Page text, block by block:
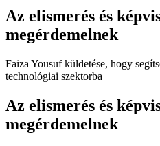
Az elismerés és
megérdemelnek
Faiza Yousuf küldetése, hogy
technológiai szektorba
Az elismerés és
megérdemelnek